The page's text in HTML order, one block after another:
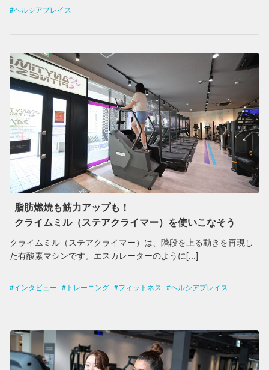
ヘルシアプレイス
脂肪燃焼も筋力アップも！
クライムミル（ステアクライマー）を使いこなそう
クライムミル（ステアクライマー）は、階段を上る動きを再現し
た有酸素マシンです。エスカレーターのように[...]
インタビュー トレーニング フィットネス ヘルシアプレイス